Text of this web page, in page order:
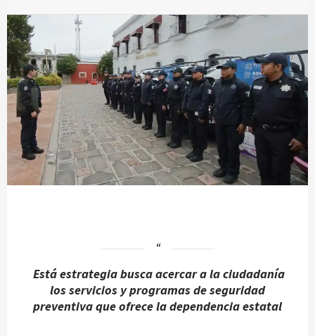
Está estrategia busca acercar a la ciudadanía
los servicios y programas de seguridad
preventiva que ofrece la dependencia estatal